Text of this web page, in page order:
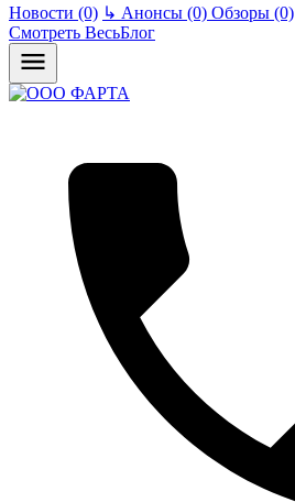
Новости (0) ↳ Анонсы (0) Обзоры (0)
Смотреть ВесьБлог